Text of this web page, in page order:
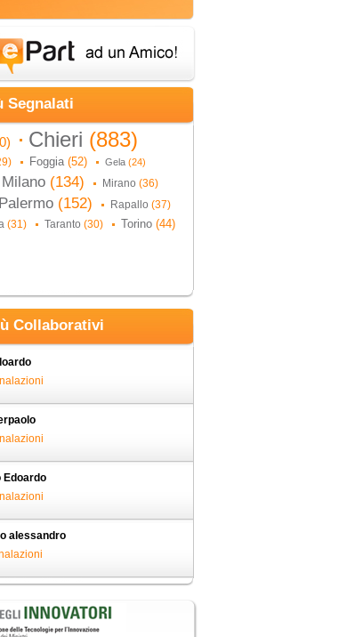
Segnalati
Chieri (883)
Foggia (52) Gela (24)
Milano (134) Mirano (36)
Palermo (152) Rapallo (37)
(31) Taranto (30) Torino (44)
Collaborativi
Edoardo
alessandro